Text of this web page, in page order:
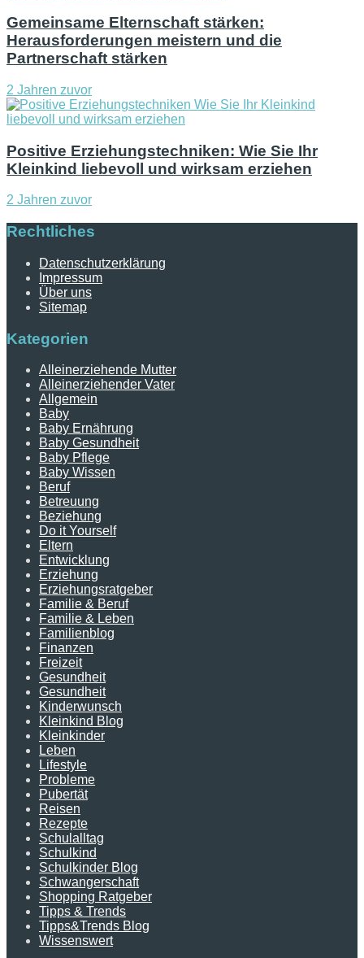
Gemeinsame Elternschaft stärken:
Herausforderungen meistern und die
Partnerschaft stärken
2 Jahren zuvor
Positive Erziehungstechniken: Wie Sie Ihr
Kleinkind liebevoll und wirksam erziehen
2 Jahren zuvor
Rechtliches
Datenschutzerklärung
Impressum
Über uns
Sitemap
Kategorien
Alleinerziehende Mutter
Alleinerziehender Vater
Allgemein
Baby
Baby Ernährung
Baby Gesundheit
Baby Pflege
Baby Wissen
Beruf
Betreuung
Beziehung
Do it Yourself
Eltern
Entwicklung
Erziehung
Erziehungsratgeber
Familie & Beruf
Familie & Leben
Familienblog
Finanzen
Freizeit
Gesundheit
Gesundheit
Kinderwunsch
Kleinkind Blog
Kleinkinder
Leben
Lifestyle
Probleme
Pubertät
Reisen
Rezepte
Schulalltag
Schulkind
Schulkinder Blog
Schwangerschaft
Shopping Ratgeber
Tipps & Trends
Tipps&Trends Blog
Wissenswert